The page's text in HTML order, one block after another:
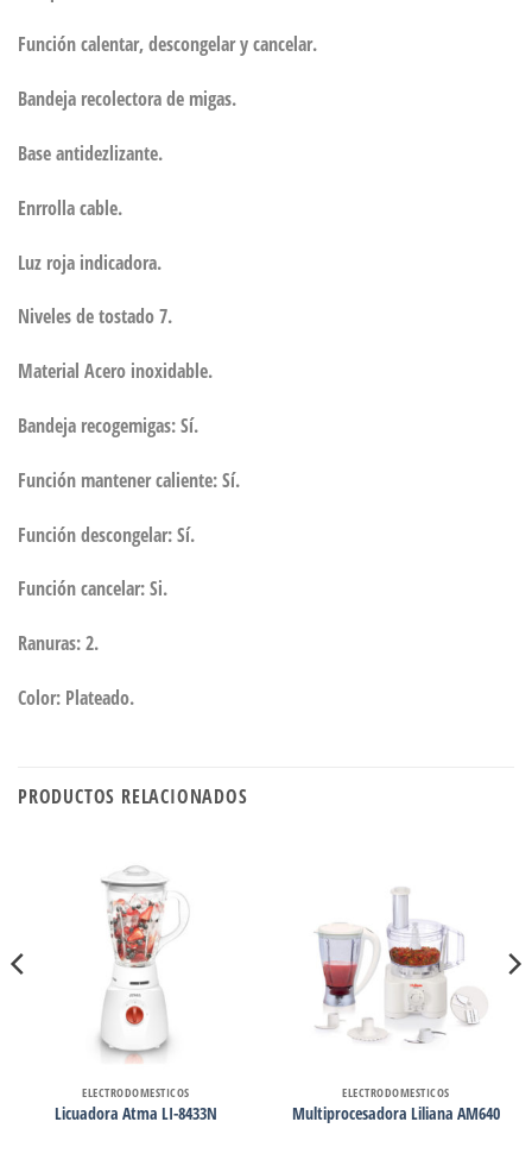
Función calentar, descongelar y cancelar.
Bandeja recolectora de migas.
Base antidezlizante.
Enrrolla cable.
Luz roja indicadora.
Niveles de tostado 7.
Material Acero inoxidable.
Bandeja recogemigas: Sí.
Función mantener caliente: Sí.
Función descongelar: Sí.
Función cancelar: Si.
Ranuras: 2.
Color: Plateado.
PRODUCTOS RELACIONADOS
ELECTRODOMESTICOS
Licuadora Atma LI-8433N
ELECTRODOMESTICOS
Multiprocesadora Liliana AM640